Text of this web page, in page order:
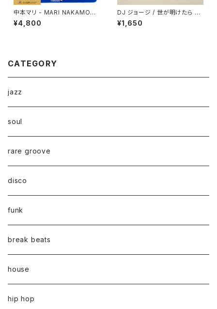
中本マリ - MARI NAKAMOT
O III "LP"
¥4,800
DJ ジョージ / 世が明けたら D
ope Pairty
¥1,650
CATEGORY
jazz
soul
rare groove
disco
funk
break beats
house
hip hop